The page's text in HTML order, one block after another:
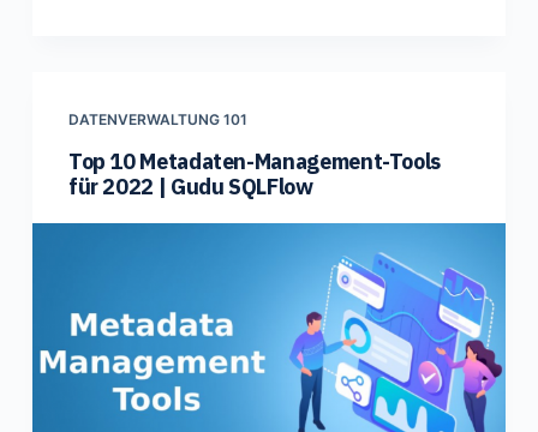
DATENVERWALTUNG 101
Top 10 Metadaten-Management-Tools
für 2022 | Gudu SQLFlow